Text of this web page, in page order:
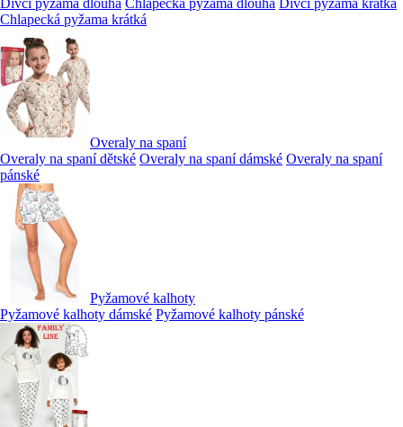
Dívčí pyžama dlouhá Chlapecká pyžama dlouhá
Dívčí pyžama krátká
Chlapecká pyžama krátká
Overaly na spaní
Overaly na spaní dětské Overaly na spaní dámské Overaly na spaní
pánské
Pyžamové kalhoty
Pyžamové kalhoty dámské Pyžamové kalhoty pánské